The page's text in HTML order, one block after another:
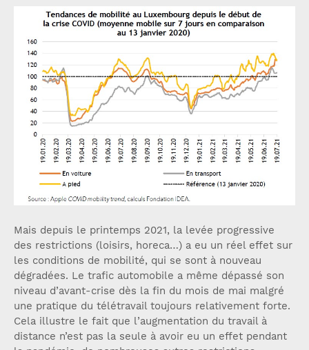
Mais depuis le printemps 2021, la levée progressive
des restrictions (loisirs, horeca…) a eu un réel effet sur
les conditions de mobilité, qui se sont à nouveau
dégradées. Le trafic automobile a même dépassé son
niveau d’avant-crise dès la fin du mois de mai malgré
une pratique du télétravail toujours relativement forte.
Cela illustre le fait que l’augmentation du travail à
distance n’est pas la seule à avoir eu un effet pendant